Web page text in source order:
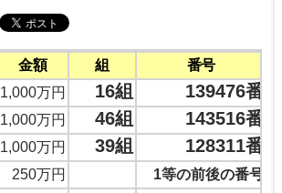
金額 組
番号
1,000万円 16組 139476番
1,000万円 46組 143516番
1,000万円 39組 128311番
250万円
1等の前後の番号